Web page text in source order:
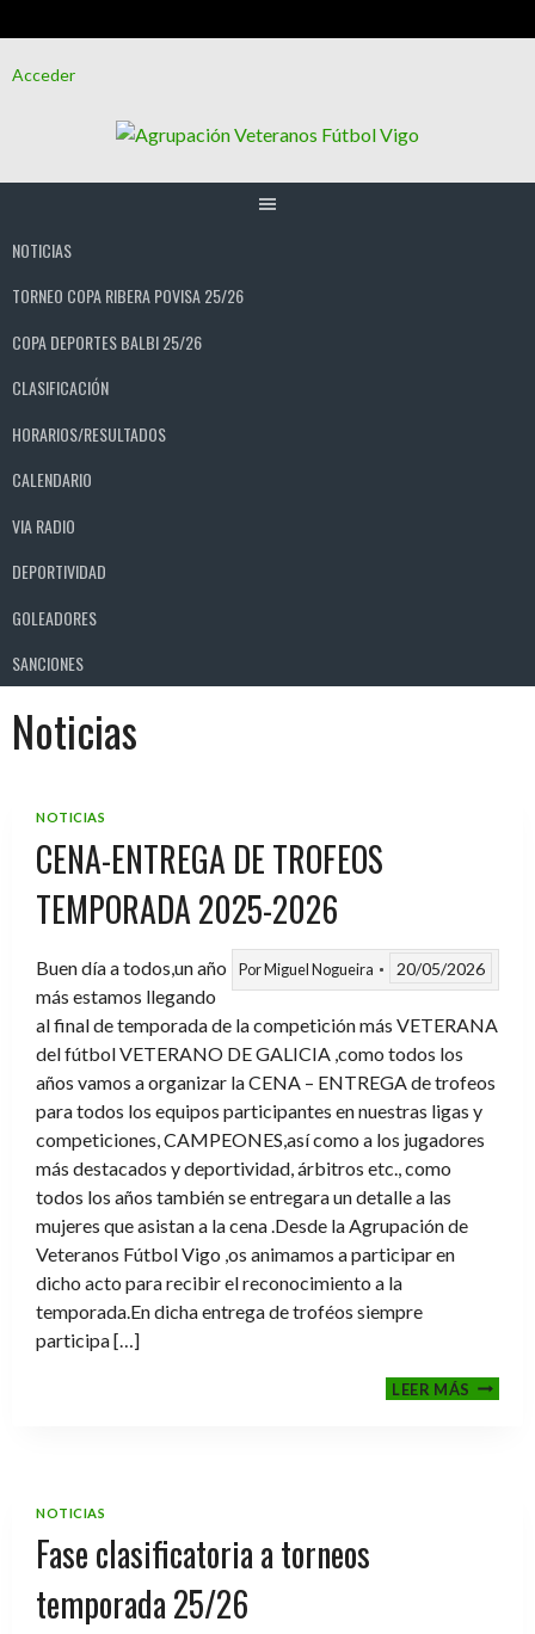
alAcceder
NOTICIAS
TORNEO COPA RIBERA POVISA 25/26
COPA DEPORTES BALBI 25/26
CLASIFICACIÓN
HORARIOS/RESULTADOS
CALENDARIO
VIA RADIO
DEPORTIVIDAD
GOLEADORES
SANCIONES
Noticias
NOTICIAS
CENA-ENTREGA DE TROFEOS
TEMPORADA 2025-2026
PorMiguel Nogueira 20/05/2026
Buen día a todos,un año
más estamos llegando
al final de temporada de la competición más VETERANA
del fútbol VETERANO DE GALICIA ,como todos los
años vamos a organizar la CENA – ENTREGA de trofeos
para todos los equipos participantes en nuestras ligas y
competiciones, CAMPEONES,así como a los jugadores
más destacados y deportividad, árbitros etc., como
todos los años también se entregara un detalle a las
mujeres que asistan a la cena .Desde la Agrupación de
Veteranos Fútbol Vigo ,os animamos a participar en
dicho acto para recibir el reconocimiento a la
temporada.En dicha entrega de troféos siempre
participa […]
LEER MÁSCENA-
NOTICIAS
Fase clasificatoria a torneos
temporada 25/26